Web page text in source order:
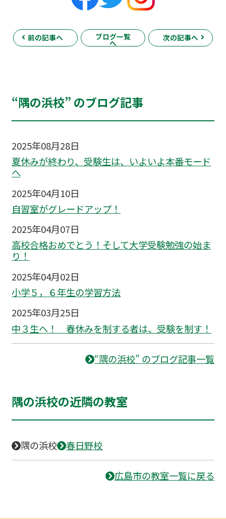
前の記事へ ブログ一覧
へ
次の記事へ
“隅の浜校” のブログ記事
2025年08月28日
夏休みが終わり、受験生は、いよいよ本番モード
へ
2025年04月10日
自習室がグレードアップ！
2025年04月07日
高校合格おめでとう！そして大学受験勉強の始ま
り！
2025年04月02日
小学５，６年生の学習方法
2025年03月25日
中３生へ！ 春休みを制する者は、受験を制す！
“隅の浜校” のブログ記事一覧
隅の浜校の近隣の教室
隅の浜校 春日野校
広島市の教室一覧に戻る